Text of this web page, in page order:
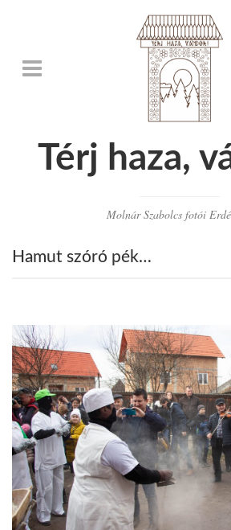
Térj haza,
Molnár Szabolcs fotói
Hamut szóró pék…